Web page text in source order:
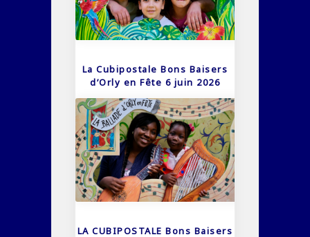
La Cubipostale Bons Baisers
d’Orly en Fête 6 juin 2026
LA CUBIPOSTALE Bons Baisers